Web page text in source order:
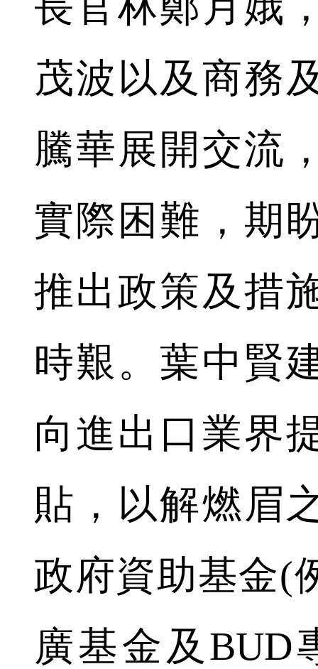
茂波以及商務
騰華展開交流
實際困難，期
推出政策及措
時艱。葉中賢
向進出口業界
貼，以解燃眉
政府資助基金(
廣基金及BUD